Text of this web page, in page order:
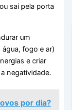
sai pela porta
um
fogo e ar)
e criar
negatividade.
por dia?